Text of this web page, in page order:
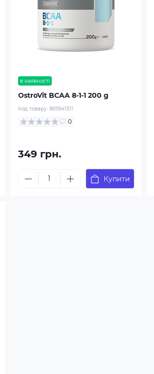
в наявності
OstroVit BCAA 8-1-1 200 g
Код товару: 869941511
0
349 грн.
Купити